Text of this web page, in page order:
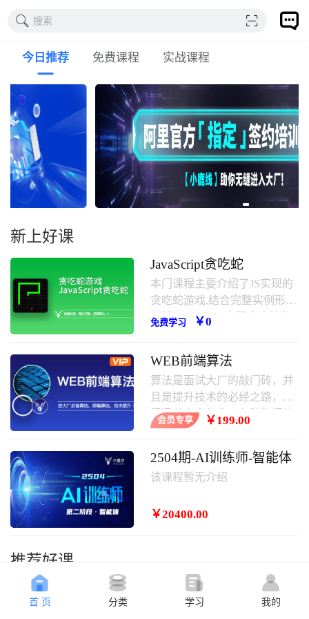
搜索
今日推荐 免费课程 实战课程
新上好课
JavaScript贪吃蛇
本门课程主要介绍了JS实现的
贪吃蛇游戏,结合完整实例形式
分析了javascript实现贪吃蛇游
下。
免费学习 ￥0
WEB前端算法
算法是面试大厂的敲门砖，并
且是提升技术的必经之路，课
程涵盖内容包含：各种数据结
构，常用算法，其中涵盖大厂
会员专享 ￥199.00
2504期-AI训练师-智能体
该课程暂无介绍
￥20400.00
推荐好课
首 页 分类 学习 我的